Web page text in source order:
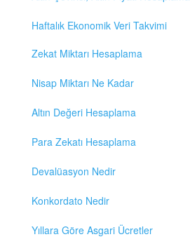
Haftalık Ekonomik Veri Takvimi
Zekat Miktarı Hesaplama
Nisap Miktarı Ne Kadar
Altın Değeri Hesaplama
Para Zekatı Hesaplama
Devalüasyon Nedir
Konkordato Nedir
Yıllara Göre Asgari Ücretler